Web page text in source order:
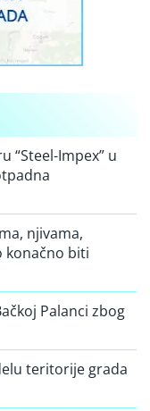
“Steel-Impex” u
njivama,
konačno biti
Palanci zbog
teritorije grada